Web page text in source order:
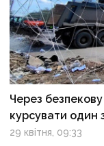
Через
курсувати один
29 квітня, 09:33